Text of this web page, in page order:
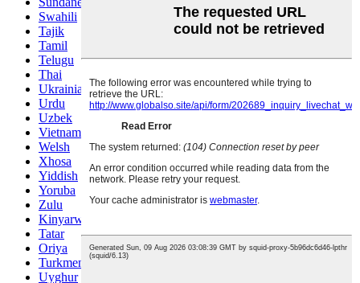
Swahili
Tajik
Tamil
Telugu
Thai
Ukrainian
Urdu
Uzbek
Vietnamese
Welsh
Xhosa
Yiddish
Yoruba
Zulu
Kinyarwanda
Tatar
Oriya
Turkmen
Uyghur